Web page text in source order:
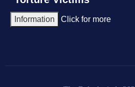
Click for more
Information